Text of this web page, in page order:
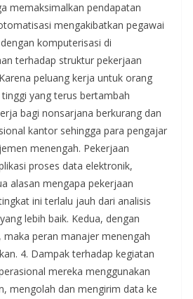
memaksimalkan pendapatan
mengakibatkan pegawai
komputerisasi di
terhadap struktur pekerjaan
peluang kerja untuk orang
yang terus bertambah
bagi nonsarjana berkurang dan
kantor sehingga para pengajar
menengah. Pekerjaan
proses data elektronik,
alasan mengapa pekerjaan
ini terlalu jauh dari analisis
lebih baik. Kedua, dengan
peran manajer menengah
4. Dampak terhadap kegiatan
mereka menggunakan
mengolah dan mengirim data ke